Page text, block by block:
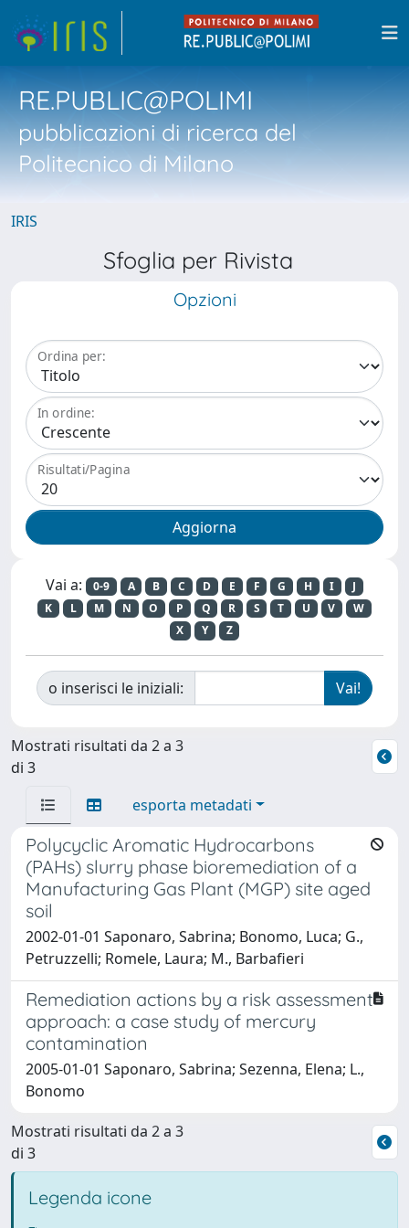
RE.PUBLIC@POLIMI
pubblicazioni di ricerca del
Politecnico di Milano
IRIS
Sfoglia per Rivista
Opzioni
Ordina per:
In ordine:
Risultati/Pagina
Vai a: 0-9 A B C D E F G H I
J
K
L M N O P Q R S T U V
W
X
Y Z
o inserisci le iniziali:
Mostrati risultati da 2 a 3
di 3
esporta metadati
Polycyclic Aromatic Hydrocarbons
(PAHs) slurry phase bioremediation of a
Manufacturing Gas Plant (MGP) site aged
soil
2002-01-01 Saponaro, Sabrina; Bonomo, Luca; G.,
Petruzzelli; Romele, Laura; M., Barbafieri
Remediation actions by a risk assessment
approach: a case study of mercury
contamination
2005-01-01 Saponaro, Sabrina; Sezenna, Elena; L.,
Bonomo
Mostrati risultati da 2 a 3
di 3
Legenda icone